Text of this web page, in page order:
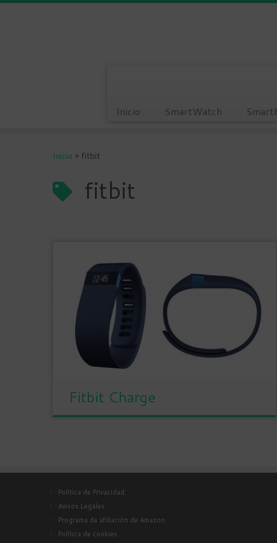
Inicio SmartWatch
Inicio » fitbit
fitbit
Fitbit Charge
Política de Privacidad
Avisos Legales
Programa de afiliación de Amazon.
Política de cookies